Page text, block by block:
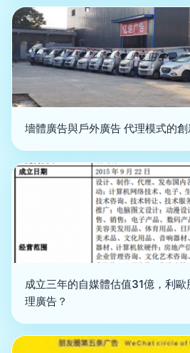
墻體廣告與戶外廣告 代理模式的
成立三年的自媒體估值31億，利
理廣告？